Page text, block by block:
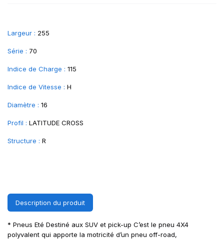
Largeur : 255
Série : 70
Indice de Charge : 115
Indice de Vitesse : H
Diamètre : 16
Profil : LATITUDE CROSS
Structure : R
Description du produit
* Pneus Eté Destiné aux SUV et pick-up C’est le pneu 4X4
polyvalent qui apporte la motricité d’un pneu off-road,